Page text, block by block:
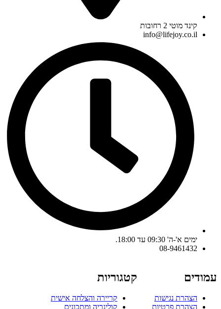
קינד מוטי 2 רחובות
info@lifejoy.co.il
ימים א'-ה' 09:30 עד 18:00.
08-9461432
עמודים
הצהרת נגישות
הצהרת פרטיות
קטגוריות
קריירה והצלחה אישית
קולינריה ומתכונים